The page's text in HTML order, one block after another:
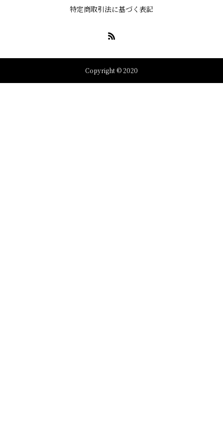
特定商取引法に基づく表記
Copyright © 2020